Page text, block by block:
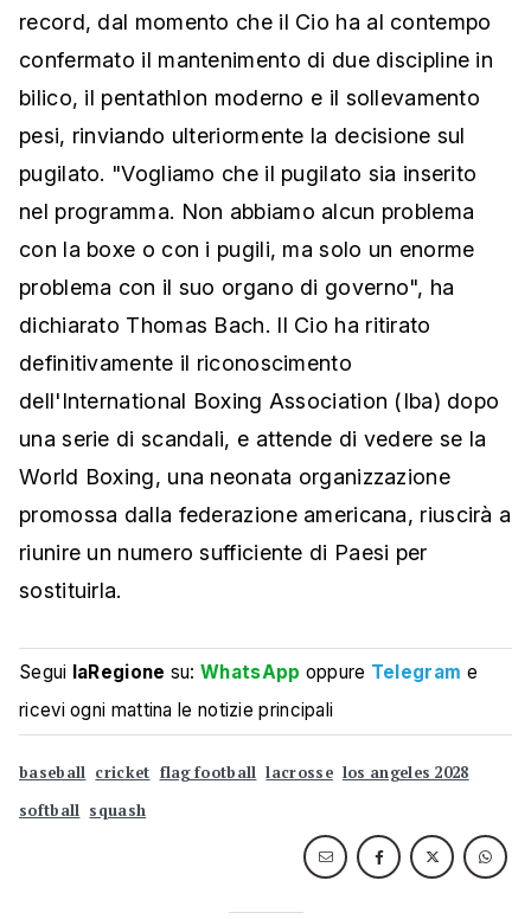
record, dal momento che il Cio ha al contempo
confermato il mantenimento di due discipline in
bilico, il pentathlon moderno e il sollevamento
pesi, rinviando ulteriormente la decisione sul
pugilato. "Vogliamo che il pugilato sia inserito
nel programma. Non abbiamo alcun problema
con la boxe o con i pugili, ma solo un enorme
problema con il suo organo di governo", ha
dichiarato Thomas Bach. Il Cio ha ritirato
definitivamente il riconoscimento
dell'International Boxing Association (Iba) dopo
una serie di scandali, e attende di vedere se la
World Boxing, una neonata organizzazione
promossa dalla federazione americana, riuscirà a
riunire un numero sufficiente di Paesi per
sostituirla.
Segui laRegione su:WhatsApp oppure Telegram e
ricevi ogni mattina le notizie principali
baseball cricket flag football lacrosse los angeles 2028
softball squash